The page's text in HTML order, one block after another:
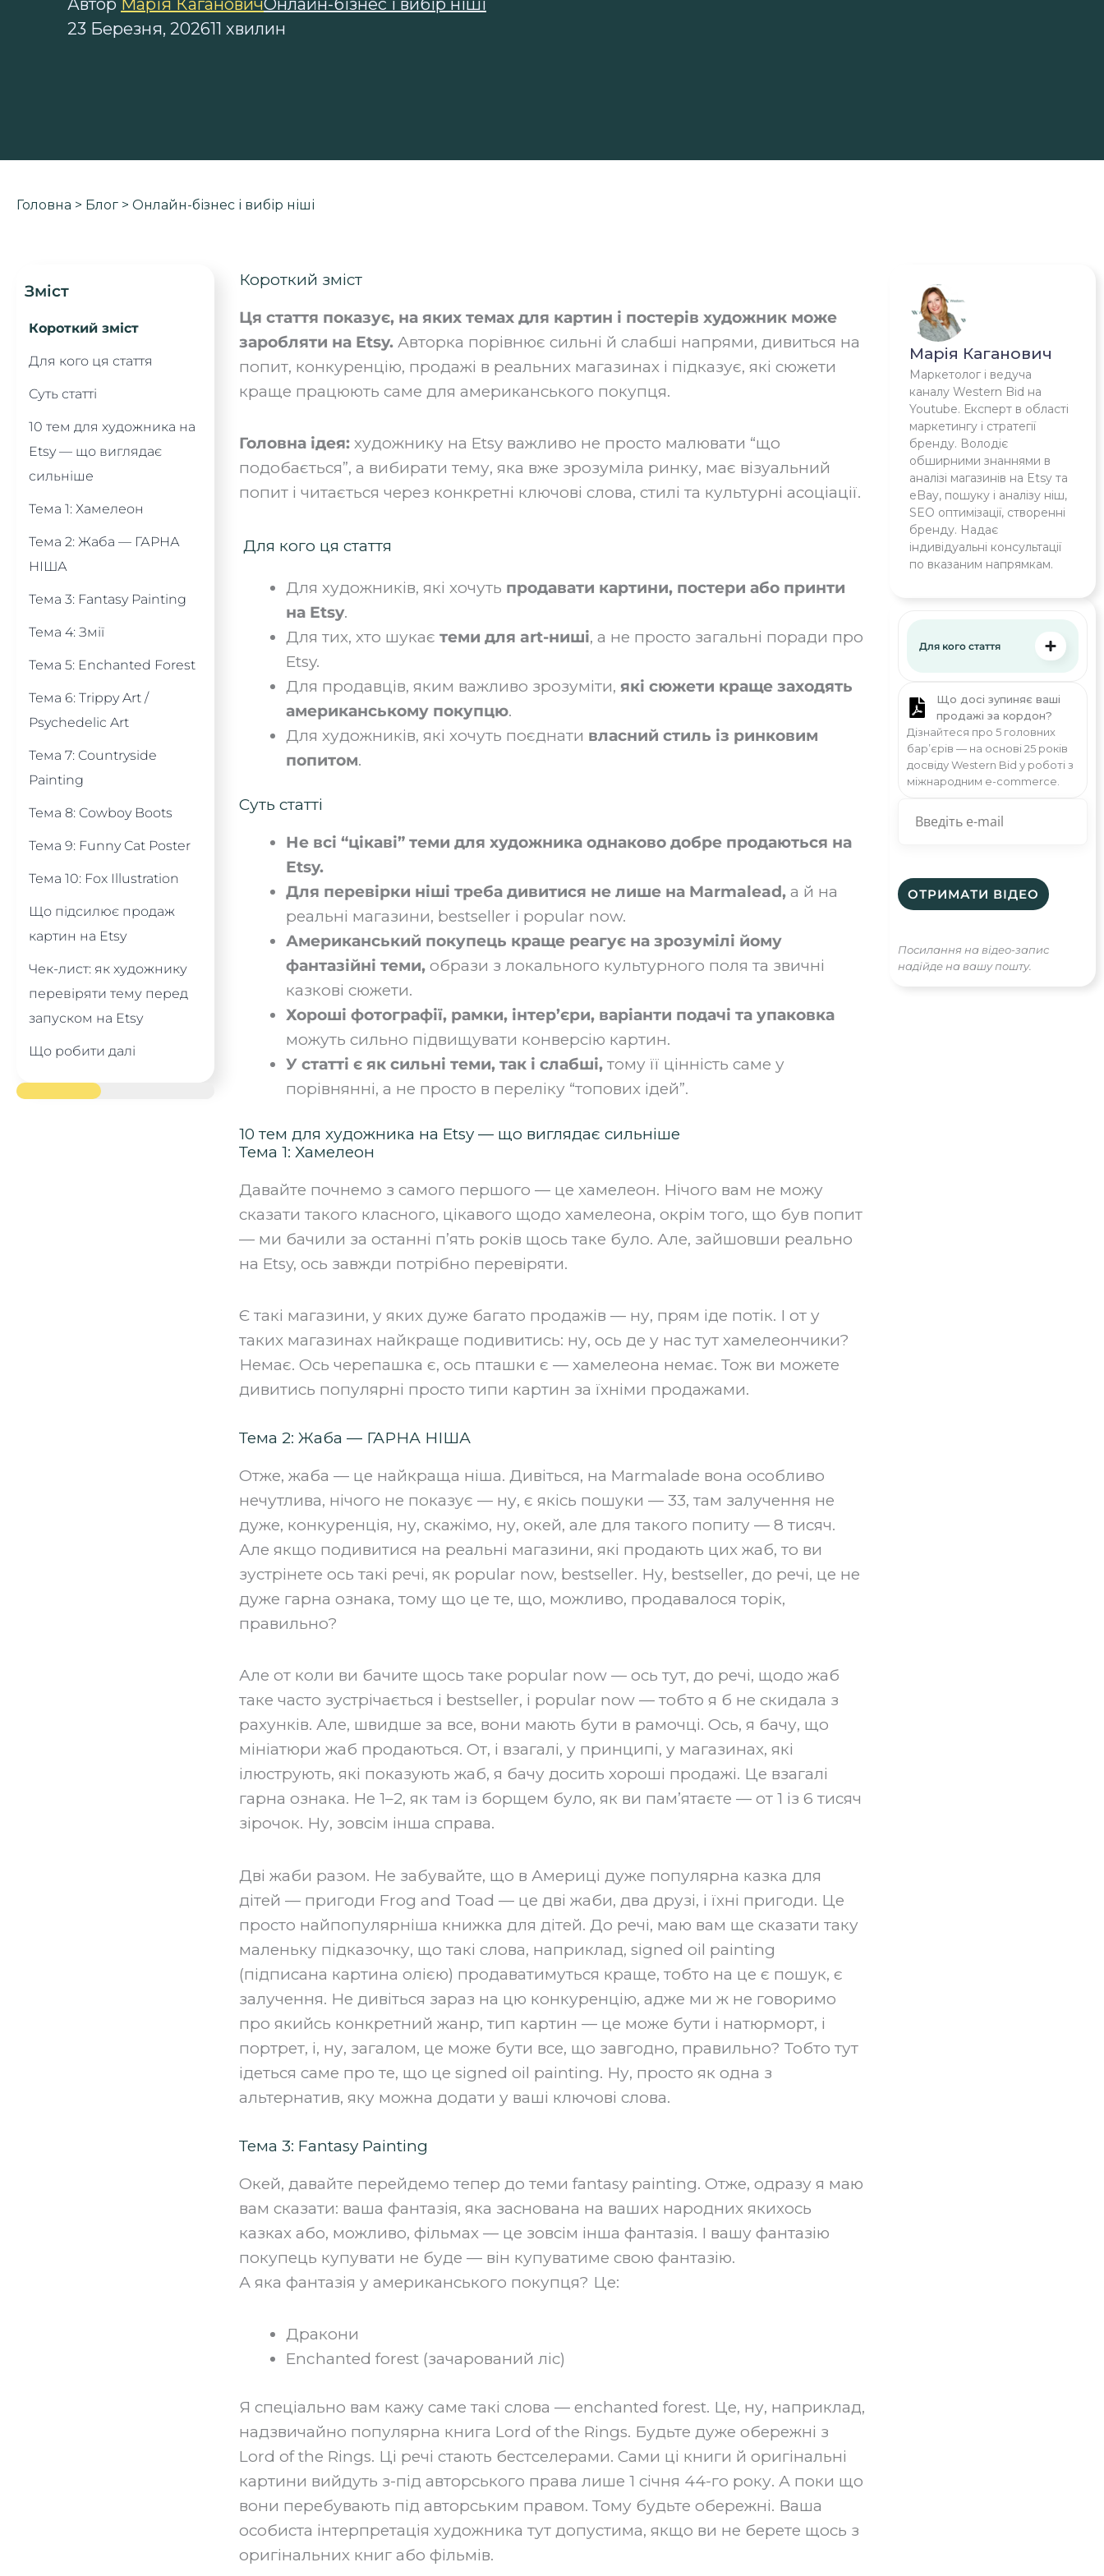
Автор Марія КагановичОнлайн-бізнес і вибір ніші
23 Березня, 202611 хвилин
Головна > Блог > Онлайн-бізнес і вибір ніші
Зміст
Короткий зміст
Для кого ця стаття
Суть статті
10 тем для художника на
Etsy — що виглядає
сильніше
Тема 1: Хамелеон
Тема 2: Жаба — ГАРНА
НІША
Тема 3: Fantasy Painting
Тема 4: Змії
Тема 5: Enchanted Forest
Тема 6: Trippy Art /
Psychedelic Art
Тема 7: Countryside
Painting
Тема 8: Cowboy Boots
Тема 9: Funny Cat Poster
Тема 10: Fox Illustration
Що підсилює продаж
картин на Etsy
Чек-лист: як художнику
перевіряти тему перед
запуском на Etsy
Що робити далі
Короткий зміст
Ця стаття показує, на яких темах для картин і постерів художник може
заробляти на Etsy.Авторка порівнює сильні й слабші напрями, дивиться на
попит, конкуренцію, продажі в реальних магазинах і підказує, які сюжети
краще працюють саме для американського покупця.
Головна ідея:художнику на Etsy важливо не просто малювати “що
подобається”, а вибирати тему, яка вже зрозуміла ринку, має візуальний
попит і читається через конкретні ключові слова, стилі та культурні асоціації.
Для кого ця стаття
Для художників, які хочуть продавати картини, постери або принти
на Etsy.
Для тих, хто шукає теми для art-ниші, а не просто загальні поради про
Etsy.
Для продавців, яким важливо зрозуміти, які сюжети краще заходять
американському покупцю.
Для художників, які хочуть поєднати власний стиль із ринковим
попитом.
Суть статті
Не всі “цікаві” теми для художника однаково добре продаються на
Etsy.
Для перевірки ніші треба дивитися не лише на Marmalead,а й на
реальні магазини, bestseller і popular now.
Американський покупець краще реагує на зрозумілі йому
фантазійні теми,образи з локального культурного поля та звичні
казкові сюжети.
Хороші фотографії, рамки, інтер’єри, варіанти подачі та упаковка
можуть сильно підвищувати конверсію картин.
У статті є як сильні теми, так і слабші,тому її цінність саме у
порівнянні, а не просто в переліку “топових ідей”.
10 тем для художника на Etsy — що виглядає сильніше
Тема 1: Хамелеон
Давайте почнемо з самого першого — це хамелеон. Нічого вам не можу
сказати такого класного, цікавого щодо хамелеона, окрім того, що був попит
— ми бачили за останні п’ять років щось таке було. Але, зайшовши реально
на Etsy, ось завжди потрібно перевіряти.
Є такі магазини, у яких дуже багато продажів — ну, прям іде потік. І от у
таких магазинах найкраще подивитись: ну, ось де у нас тут хамелеончики?
Немає. Ось черепашка є, ось пташки є — хамелеона немає. Тож ви можете
дивитись популярні просто типи картин за їхніми продажами.
Тема 2: Жаба — ГАРНА НІША
Отже, жаба — це найкраща ніша. Дивіться, на Marmalade вона особливо
нечутлива, нічого не показує — ну, є якісь пошуки — 33, там залучення не
дуже, конкуренція, ну, скажімо, ну, окей, але для такого попиту — 8 тисяч.
Але якщо подивитися на реальні магазини, які продають цих жаб, то ви
зустрінете ось такі речі, як popular now, bestseller. Ну, bestseller, до речі, це не
дуже гарна ознака, тому що це те, що, можливо, продавалося торік,
правильно?
Але от коли ви бачите щось таке popular now — ось тут, до речі, щодо жаб
таке часто зустрічається і bestseller, і popular now — тобто я б не скидала з
рахунків. Але, швидше за все, вони мають бути в рамочці. Ось, я бачу, що
мініатюри жаб продаються. От, і взагалі, у принципі, у магазинах, які
ілюструють, які показують жаб, я бачу досить хороші продажі. Це взагалі
гарна ознака. Не 1–2, як там із борщем було, як ви пам’ятаєте — от 1 із 6 тисяч
зірочок. Ну, зовсім інша справа.
Дві жаби разом. Не забувайте, що в Америці дуже популярна казка для
дітей — пригоди Frog and Toad — це дві жаби, два друзі, і їхні пригоди. Це
просто найпопулярніша книжка для дітей. До речі, маю вам ще сказати таку
маленьку підказочку, що такі слова, наприклад, signed oil painting
(підписана картина олією) продаватимуться краще, тобто на це є пошук, є
залучення. Не дивіться зараз на цю конкуренцію, адже ми ж не говоримо
про якийсь конкретний жанр, тип картин — це може бути і натюрморт, і
портрет, і, ну, загалом, це може бути все, що завгодно, правильно? Тобто тут
ідеться саме про те, що це signed oil painting. Ну, просто як одна з
альтернатив, яку можна додати у ваші ключові слова.
Тема 3: Fantasy Painting
Окей, давайте перейдемо тепер до теми fantasy painting. Отже, одразу я маю
вам сказати: ваша фантазія, яка заснована на ваших народних якихось
казках або, можливо, фільмах — це зовсім інша фантазія. І вашу фантазію
покупець купувати не буде — він купуватиме свою фантазію.
А яка фантазія у американського покупця? Це:
Дракони
Enchanted forest (зачарований ліс)
Я спеціально вам кажу саме такі слова — enchanted forest. Це, ну, наприклад,
надзвичайно популярна книга Lord of the Rings. Будьте дуже обережні з
Lord of the Rings. Ці речі стають бестселерами. Сами ці книги й оригінальні
картини вийдуть з-під авторського права лише 1 січня 44-го року. А поки що
вони перебувають під авторським правом. Тому будьте обережні. Ваша
особиста інтерпретація художника тут допустима, якщо ви не берете щось з
оригінальних книг або фільмів.
Марія Каганович
Маркетолог і ведуча
каналу Western Bid на
Youtube. Експерт в області
маркетингу і стратегії
бренду. Володіє
обширними знаннями в
аналізі магазинів на Etsy та
eBay, пошуку і аналізу ніш,
SEO оптимізації, створенні
бренду. Надає
індивідуальні консультації
по вказаним напрямкам.
Для кого стаття
Що досі зупиняє ваші
продажі за кордон?
Дізнайтеся про 5 головних
бар’єрів — на основі 25 років
досвіду Western Bid у роботі з
міжнародним e-commerce.
Посилання на відео-запис
надійде на вашу пошту.